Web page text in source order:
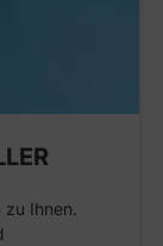
zu Ihnen.